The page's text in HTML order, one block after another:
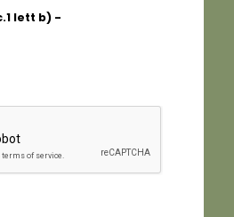
lett b) -